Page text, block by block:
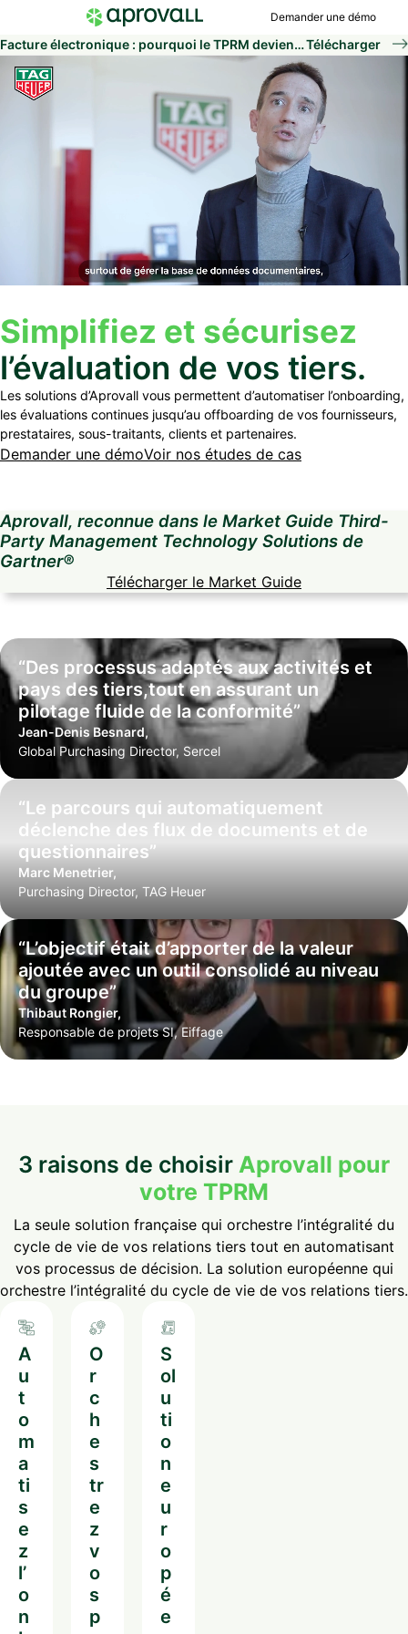
Demander une démo
Facture électronique : pourquoi le TPRM devient le socle de la fiabilité de vos processus ?Télécharger
Simplifiez et sécurisez
l’évaluation de vos tiers.
Les solutions d’Aprovall vous permettent d’automatiser l’onboarding,
les évaluations continues jusqu’au offboarding de vos fournisseurs,
prestataires, sous-traitants, clients et partenaires.
Demander une démoVoir nos études de cas
Aprovall, reconnue dans le Market Guide Third-
Party Management Technology Solutions de
Gartner®
Télécharger le Market Guide
“Des processus adaptés aux activités et
pays des tiers,tout en assurant un
pilotage fluide de la conformité”
Jean-Denis Besnard,
Global Purchasing Director, Sercel
“Le parcours qui automatiquement
déclenche des flux de documents et de
questionnaires”
Marc Menetrier,
Purchasing Director, TAG Heuer
“L’objectif était d’apporter de la valeur
ajoutée avec un outil consolidé au niveau
du groupe”
Thibaut Rongier,
Responsable de projets SI, Eiffage
3 raisons de choisir Aprovall pour
votre TPRM
La seule solution française qui orchestre l’intégralité du
cycle de vie de vos relations tiers tout en automatisant
vos processus de décision. La solution européenne qui
orchestre l’intégralité du cycle de vie de vos relations tiers.
A
u
t
o
m
a
ti
s
e
z
l’
o
n
O
r
c
h
e
s
tr
e
z
v
o
s
p
S
ol
u
ti
o
n
e
u
r
o
p
é
e